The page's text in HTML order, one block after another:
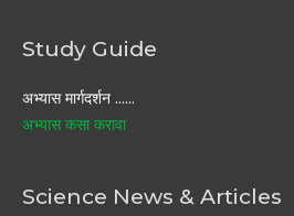
Study Guide
अभ्यास मार्गदर्शन ……
अभ्यास कसा करावा
Science News & Articles